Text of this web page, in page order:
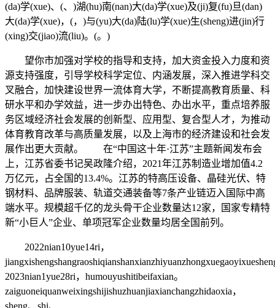
(da)学(xue)、(、)湖(hu)南(nan)大(da)学(xue)及(ji)复(fu)旦(dan)
大(da)学(xue)，(，)与(yu)大(da)陆(lu)学(xue)生(sheng)进(jin)行
(xing)交(jiao)流(liu)。(。)
望你市加强对学校的指导和支持，加大资金投入力度和资
源支持强度，引导学校科学定位、内涵发展，深入推进学科交
叉融合，加快建设世界一流体育大学，不断提高教育质量、科
研水平和办学效益，进一步办出特色、办出水平，重点培养服
务区域经济社会发展的创新型、应用型、复合型人才，为推动
体育教育改革与高质量发展，以及上海市的经济建设和社会发
展作出更大贡献。 在“中国这十年·江苏”主题新闻发布会
上，江苏省委书记吴政隆介绍，2021年江苏制造业增加值4.2
万亿元，占全国的13.4%。江苏的特高压设备、晶硅光伏、特
钢材料、品牌服装、轨道交通装备等7条产业链迈入国际中高
端水平。规模超千亿的龙头骨干企业数量达12家，国家专精特
新“小巨人”企业、单项冠军企业数量均居全国前列。
2022nian10yue14ri，
2023nian1yue28ri，humouyushitibeifaxian。
zaiguoneiquanweixingshijishuzhuanjiaxianchangzhidaoxia，
sheng、shi、